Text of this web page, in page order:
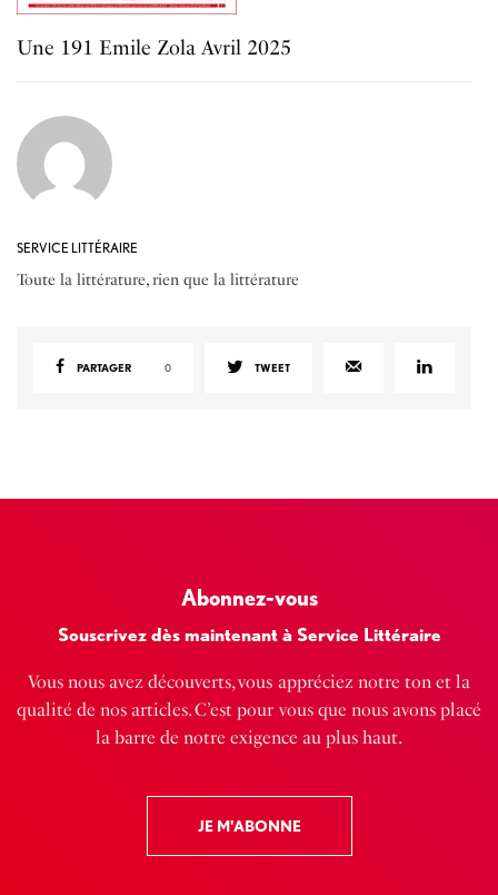
Une 191 Emile Zola Avril 2025
SERVICE LITTÉRAIRE
Toute la littérature, rien que la littérature
PARTAGER 0 TWEET
Abonnez-vous
Souscrivez dès maintenant à Service Littéraire
Vous nous avez découverts, vous appréciez notre ton et la
qualité de nos articles. C’est pour vous que nous avons placé
la barre de notre exigence au plus haut.
JE M'ABONNE